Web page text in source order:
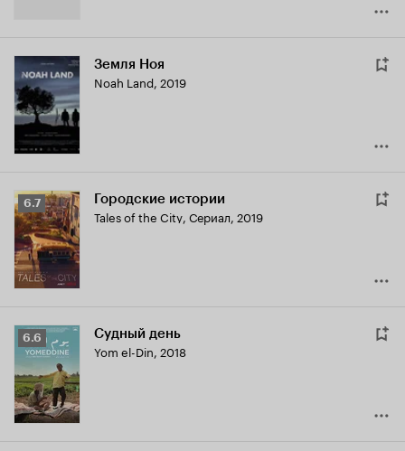
Земля Ноя
Noah Land, 2019
Рейтинг
Кинопоиска
6.7
6.7 Городские истории
Tales of the City, Сериал, 2019
Рейтинг
Кинопоиска
6.6
6.6 Судный день
Yom el-Din, 2018